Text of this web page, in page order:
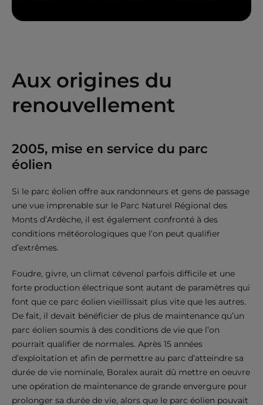
Aux origines du
renouvellement
2005, mise en service du parc
éolien
Si le parc éolien offre aux randonneurs et gens de passage
une vue imprenable sur le Parc Naturel Régional des
Monts d’Ardèche, il est également confronté à des
conditions météorologiques que l’on peut qualifier
d’extrêmes.
Foudre, givre, un climat cévenol parfois difficile et une
forte production électrique sont autant de paramètres qui
font que ce parc éolien vieillissait plus vite que les autres.
De fait, il devait bénéficier de plus de maintenance qu’un
parc éolien soumis à des conditions de vie que l’on
pourrait qualifier de normales. Après 15 années
d’exploitation et afin de permettre au parc d’atteindre sa
durée de vie nominale, Boralex aurait dû mettre en oeuvre
une opération de maintenance de grande envergure pour
prolonger sa durée de vie, alors que le parc éolien pouvait